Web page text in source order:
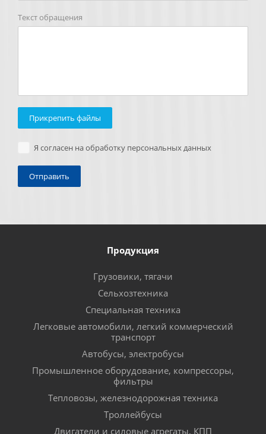
Текст обращения
Прикрепить файлы
Я согласен на обработку персональных данных
Продукция
Грузовики, тягачи
Сельхозтехника
Специальная техника
Легковые автомобили, легкий коммерческий
транспорт
Автобусы, электробусы
Промышленное оборудование, компрессоры,
фильтры
Тепловозы, железнодорожная техника
Троллейбусы
Двигатели и силовые агрегаты, КПП